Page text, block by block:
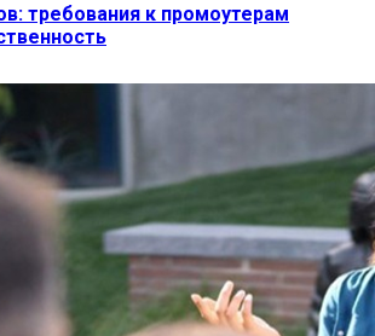
требования к промоутерам